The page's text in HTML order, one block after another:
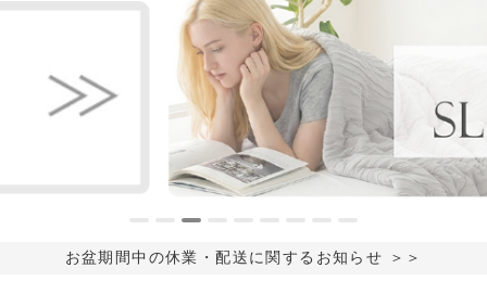
お盆期間中の休業・配送に関するお知らせ ＞＞